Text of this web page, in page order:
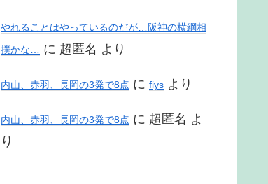
やれることはやっているのだが…阪神の横綱相
撲かな… に 超匿名 より
内山、赤羽、長岡の3発で8点 に fiys より
内山、赤羽、長岡の3発で8点 に 超匿名 よ
り